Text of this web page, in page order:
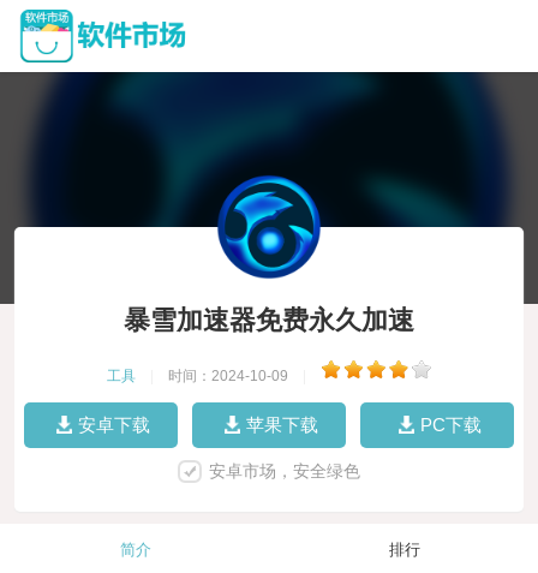
暴雪加速器免费永久加速
工具 时间：2024-10-09
安卓下载 苹果下载 PC下载
安卓市场，安全绿色
简介 排行